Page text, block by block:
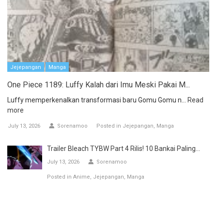
Jejepangan Manga
One Piece 1189: Luffy Kalah dari Imu Meski Pakai M...
Luffy memperkenalkan transformasi baru Gomu Gomu n...
Read
more
July 13, 2026 Sorenamoo Posted in Jejepangan Manga
Trailer Bleach TYBW Part 4 Rilis! 10 Bankai Paling...
July 13, 2026 Sorenamoo
Posted in Anime Jejepangan Manga